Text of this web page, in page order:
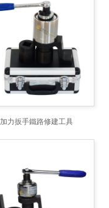
加力扳手鐵路修建工具